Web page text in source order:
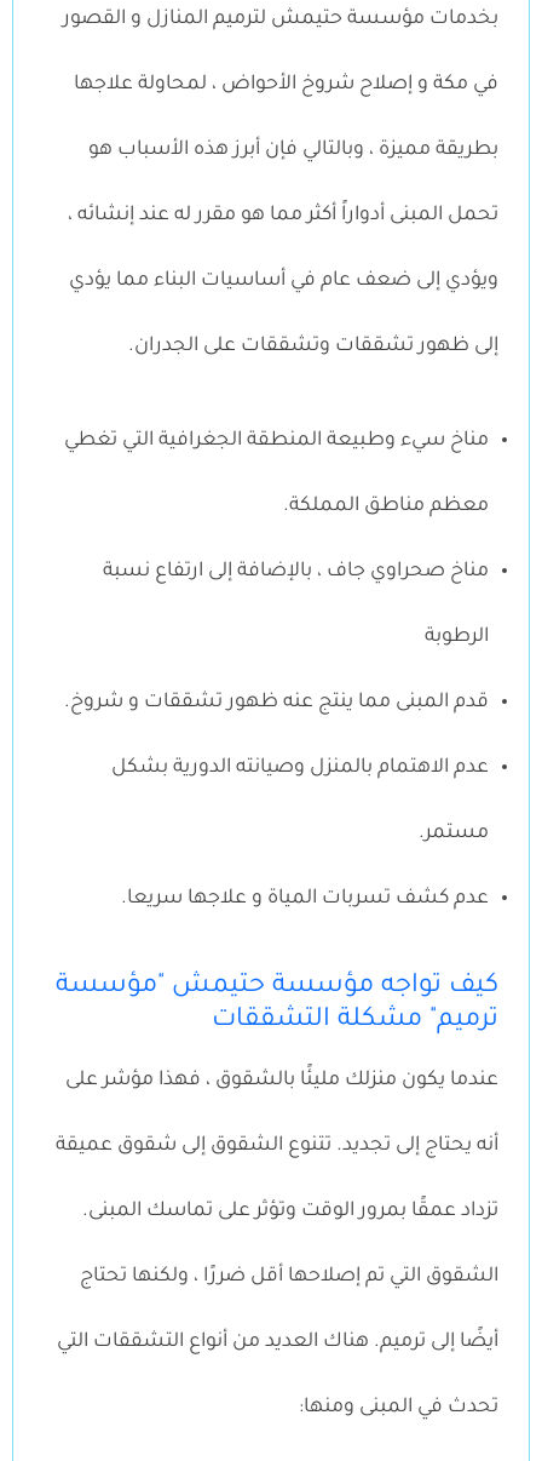
بخدمات مؤسسة حتيمش لترميم المنازل و القصور
في مكة و إصلاح شروخ الأحواض ، لمحاولة علاجها
بطريقة مميزة ، وبالتالي فإن أبرز هذه الأسباب هو
تحمل المبنى أدواراً أكثر مما هو مقرر له عند إنشائه ،
ويؤدي إلى ضعف عام في أساسيات البناء مما يؤدي
إلى ظهور تشققات وتشققات على الجدران.
مناخ سيء وطبيعة المنطقة الجغرافية التي تغطي
معظم مناطق المملكة.
مناخ صحراوي جاف ، بالإضافة إلى ارتفاع نسبة
الرطوبة
قدم المبنى مما ينتج عنه ظهور تشققات و شروخ.
عدم الاهتمام بالمنزل وصيانته الدورية بشكل
مستمر.
عدم كشف تسربات المياة و علاجها سريعا.
كيف تواجه مؤسسة حتيمش "مؤسسة
ترميم" مشكلة التشققات
عندما يكون منزلك مليئًا بالشقوق ، فهذا مؤشر على
أنه يحتاج إلى تجديد. تتنوع الشقوق إلى شقوق عميقة
تزداد عمقًا بمرور الوقت وتؤثر على تماسك المبنى.
الشقوق التي تم إصلاحها أقل ضررًا ، ولكنها تحتاج
أيضًا إلى ترميم. هناك العديد من أنواع التشققات التي
تحدث في المبنى ومنها: